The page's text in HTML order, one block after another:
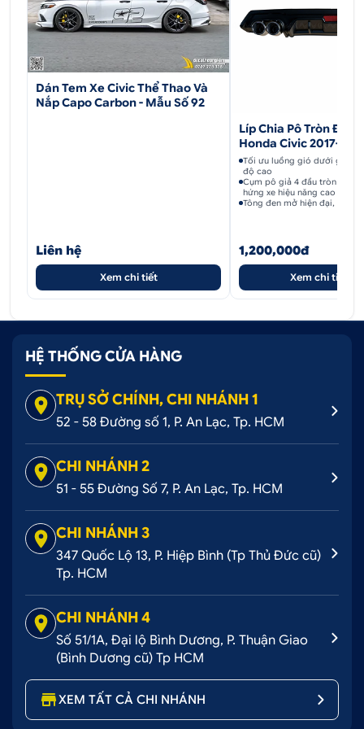
đang sở hữu với những dòng xe cùng loại trên
thị trường.
Chống trơn trượt:
Bề mặt chống trầy cốp
nhựa Civic 2022 inox với các chi tiết nổi giúp
chống trơn trượt hỗ trợ cho việc vận chuyển đồ
lên xuống cốp xe được dễ dàng.
1.3. Hướng dẫn lắp đặt chống trầy cốp nhựa
Làm sạch bề mặt cần dán.
Bước 3:Tháo keo 2 mặt phía sau phụ kiện, áp
chính xác vào vị trí dán, nhấn mạnh để cố định
Phụ kiện thiết kế theo chuẩn form xe
2. Địa chỉ cung cấp chống trầy cốp nhựa
Civic 2022 inox chất lượng, giá tốt
Dán Tem Xe Civic Thể Thao Và
Nắp Capo Carbon - Mẫu Số 92
Liên hệ
Xem chi tiết
Líp Chia Pô Tròn Đen
Honda Civic 2017-
Tối ưu luồng gió dưới gầm
độ cao
Cụm pô giả 4 đầu tròn đối
hứng xe hiệu năng cao
Tông đen mở hiện đại, hợp
1,200,000đ
Xem chi tiết
HỆ THỐNG CỬA HÀNG
TRỤ SỞ CHÍNH, CHI NHÁNH 1
52 - 58 Đường số 1, P. An Lạc, Tp. HCM
CHI NHÁNH 2
51 - 55 Đường Số 7, P. An Lạc, Tp. HCM
CHI NHÁNH 3
347 Quốc Lộ 13, P. Hiệp Bình (Tp Thủ Đức cũ)
Tp. HCM
CHI NHÁNH 4
Số 51/1A, Đại lộ Bình Dương, P. Thuận Giao
(Bình Dương cũ) Tp HCM
XEM TẤT CẢ CHI NHÁNH